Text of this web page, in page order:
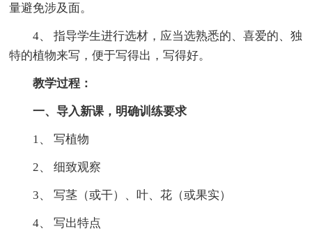
量避免涉及面。
4、 指导学生进行选材，应当选熟悉的、喜爱的、独
特的植物来写，便于写得出，写得好。
教学过程：
一、导入新课，明确训练要求
1、 写植物
2、 细致观察
3、 写茎（或干）、叶、花（或果实）
4、 写出特点